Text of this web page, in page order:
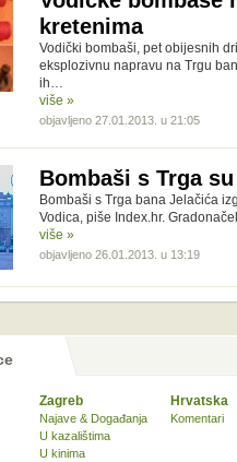
kretenima
Vodički bombaši, pet obijesnih
eksplozivnu napravu na Trgu
ih…
više »
objavljeno 27.01.2013. u 21:05
Bombaši s Trga
Bombaši s Trga bana Jelačića
Vodica, piše Index.hr.
više »
objavljeno 26.01.2013. u 13:19
Zagreb
Najave & Događanja
U kazalištima
U kinima
Hrvatska
Komentari